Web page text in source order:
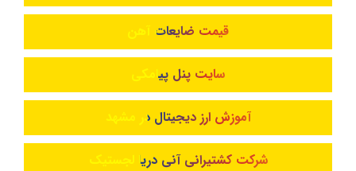
قیمت ضایعات آهن
سایت پنل پیامکی
آموزش ارز دیجیتال در مشهد
شرکت کشتیرانی آنی دریا لجستیک